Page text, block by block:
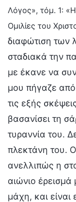
Λόγος», τόμ. 1:
Ομιλίες του
διαφώτιση των
σταδιακά την
με έκανε να
μου πήγαζε
τις εξής
βασανίσει τη
τυραννία του.
πλεκτάνη του.
ανελλιπώς η
αιώνιο έρεισμά
μάχη, και είναι